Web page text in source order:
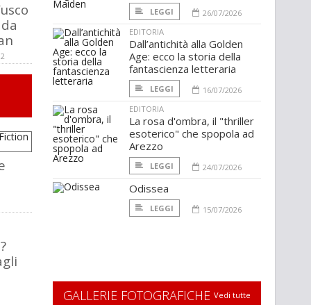
LEGGI
26/07/2026
EDITORIA
Dall’antichità alla Golden
Age: ecco la storia della
fantascienza letteraria
LEGGI
16/07/2026
EDITORIA
La rosa d'ombra, il "thriller
esoterico" che spopola ad
Arezzo
LEGGI 24/07/2026
Odissea
LEGGI 15/07/2026
GALLERIE FOTOGRAFICHE Vedi tutte